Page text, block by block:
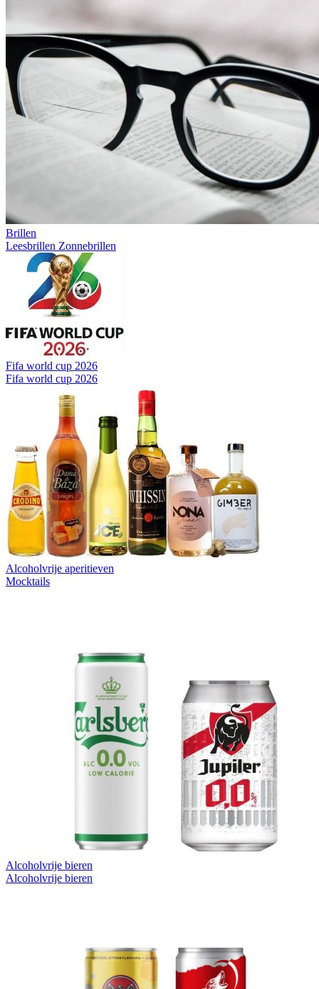
Brillen
Leesbrillen Zonnebrillen
Fifa world cup 2026
Fifa world cup 2026
Alcoholvrije aperitieven
Mocktails
Alcoholvrije bieren
Alcoholvrije bieren